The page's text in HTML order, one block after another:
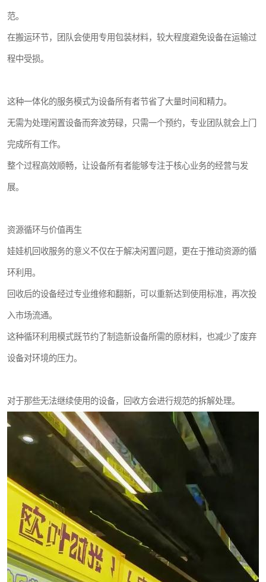
范。
在搬运环节，团队会使用专用包装材料，较大程度避免设备在运输过
程中受损。
这种一体化的服务模式为设备所有者节省了大量时间和精力。
无需为处理闲置设备而奔波劳碌，只需一个预约，专业团队就会上门
完成所有工作。
整个过程高效顺畅，让设备所有者能够专注于核心业务的经营与发
展。
资源循环与价值再生
娃娃机回收服务的意义不仅在于解决闲置问题，更在于推动资源的循
环利用。
回收后的设备经过专业维修和翻新，可以重新达到使用标准，再次投
入市场流通。
这种循环利用模式既节约了制造新设备所需的原材料，也减少了废弃
设备对环境的压力。
对于那些无法继续使用的设备，回收方会进行规范的拆解处理。